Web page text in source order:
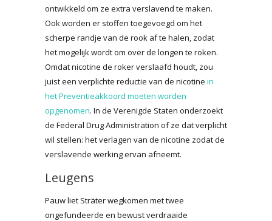
ontwikkeld om ze extra verslavend te maken.
Ook worden er stoffen toegevoegd om het
scherpe randje van de rook af te halen, zodat
het mogelijk wordt om over de longen te roken.
Omdat nicotine de roker verslaafd houdt, zou
juist een verplichte reductie van de nicotine in
het Preventieakkoord moeten worden
opgenomen. In de Verenigde Staten onderzoekt
de Federal Drug Administration of ze dat verplicht
wil stellen: het verlagen van de nicotine zodat de
verslavende werking ervan afneemt.
Leugens
Pauw liet Sträter wegkomen met twee
ongefundeerde en bewust verdraaide